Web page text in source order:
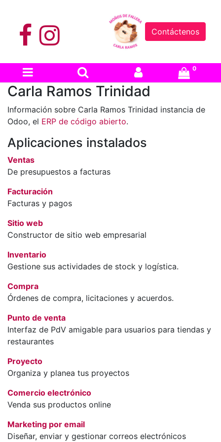
Contáctenos
0
Carla Ramos Trinidad
Información sobre Carla Ramos Trinidad instancia de
Odoo, el ERP de código abierto.
Aplicaciones instalados
Ventas
De presupuestos a facturas
Facturación
Facturas y pagos
Sitio web
Constructor de sitio web empresarial
Inventario
Gestione sus actividades de stock y logística.
Compra
Órdenes de compra, licitaciones y acuerdos.
Punto de venta
Interfaz de PdV amigable para usuarios para tiendas y
restaurantes
Proyecto
Organiza y planea tus proyectos
Comercio electrónico
Venda sus productos online
Marketing por email
Diseñar, enviar y gestionar correos electrónicos